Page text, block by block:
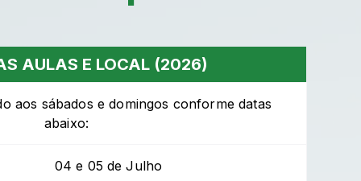
AULAS E LOCAL (2026)
aos sábados e domingos conforme datas
abaixo:
04 e 05 de Julho